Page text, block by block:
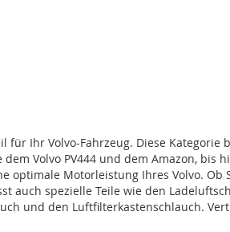
Ihr Volvo-Fahrzeug. Diese
Volvo PV444 und dem Amazon, bis
Motorleistung Ihres Volvo. Ob
auch spezielle Teile wie den
und den Luftfilterkastenschlauch.